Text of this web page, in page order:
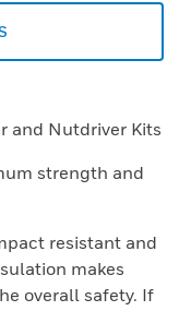
and Nutdriver Kits
strength and
resistant and
makes
overall safety. If